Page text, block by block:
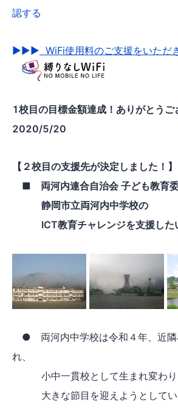
認する
▶▶▶ WiFi使用料のご支援をいただ
1校目の目標金額達成！ありがとうご
2020/5/20
【２校目の支援先が決定しました
■ 両河内連合自治会 子ども教育
静岡市立両河内中学校の
ICT教育チャレンジを支援した
● 両河内中学校は令和４年、近隣
れ、
小中一貫校として生まれ変わり
大きな節目を迎えようとしてい